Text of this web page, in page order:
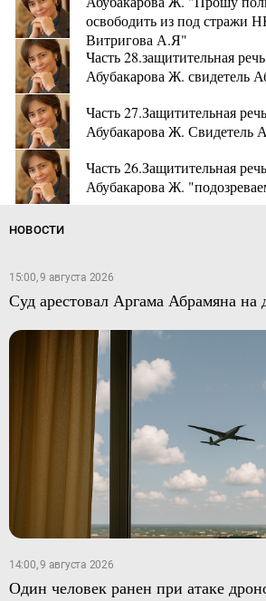
освободить из под
Витригова А.Я"
Часть 28.защитительная
Абубакарова Ж. свидетель
Часть 27.Защитительная
Абубакарова Ж. Свидетель
Часть 26.Защитительная
Абубакарова Ж.
НОВОСТИ
15:00, 9 августа 2026
Суд арестовал Аргама Абрамяна на
14:00, 9 августа 2026
Один человек ранен при атаке